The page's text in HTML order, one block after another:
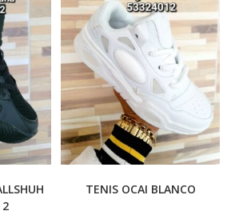
producto de
2
TENIS OCAI BLANCO